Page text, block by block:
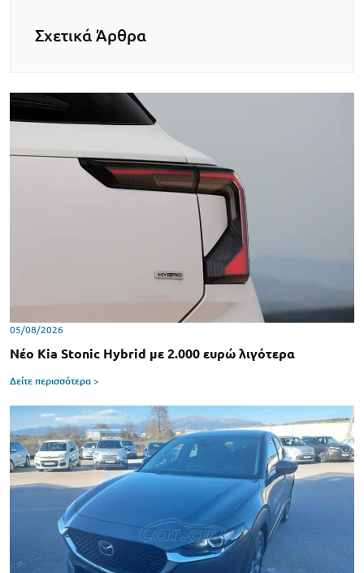
Σχετικά Άρθρα
05/08/2026
Νέο Kia Stonic Hybrid με 2.000 ευρώ λιγότερα
Δείτε περισσότερα >